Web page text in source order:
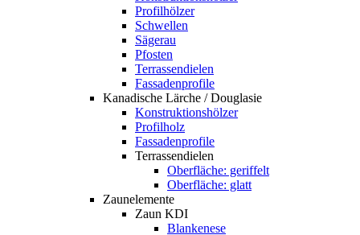
Profilhölzer
Schwellen
Sägerau
Pfosten
Terrassendielen
Fassadenprofile
Kanadische Lärche / Douglasie
Konstruktionshölzer
Profilholz
Fassadenprofile
Terrassendielen
Oberfläche: geriffelt
Oberfläche: glatt
Zaunelemente
Zaun KDI
Blankenese